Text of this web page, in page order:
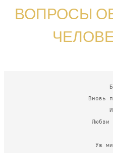
ВОПРОСЫ
Вновь
Любви
Уж